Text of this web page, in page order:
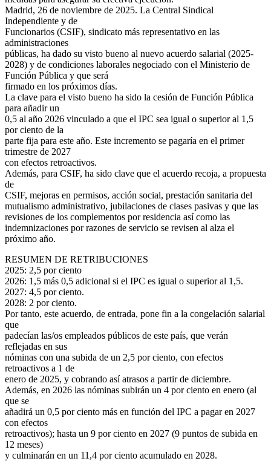
Madrid, 26 de noviembre de 2025. La Central Sindical
Independiente y de
Funcionarios (CSIF), sindicato más representativo en las
administraciones
públicas, ha dado su visto bueno al nuevo acuerdo salarial (2025-
2028) y de condiciones laborales negociado con el Ministerio de
Función Pública y que será
firmado en los próximos días.
La clave para el visto bueno ha sido la cesión de Función Pública
para añadir un
0,5 al año 2026 vinculado a que el IPC sea igual o superior al 1,5
por ciento de la
parte fija para este año. Este incremento se pagaría en el primer
trimestre de 2027
con efectos retroactivos.
Además, para CSIF, ha sido clave que el acuerdo recoja, a propuesta
de
CSIF, mejoras en permisos, acción social, prestación sanitaria del
mutualismo administrativo, jubilaciones de clases pasivas y que las
revisiones de los complementos por residencia así como las
indemnizaciones por razones de servicio se revisen al alza el
próximo año.
RESUMEN DE RETRIBUCIONES
2025: 2,5 por ciento
2026: 1,5 más 0,5 adicional si el IPC es igual o superior al 1,5.
2027: 4,5 por ciento.
2028: 2 por ciento.
Por tanto, este acuerdo, de entrada, pone fin a la congelación salarial
que
padecían las/os empleados públicos de este país, que verán
reflejadas en sus
nóminas con una subida de un 2,5 por ciento, con efectos
retroactivos a 1 de
enero de 2025, y cobrando así atrasos a partir de diciembre.
Además, en 2026 las nóminas subirán un 4 por ciento en enero (al
que se
añadirá un 0,5 por ciento más en función del IPC a pagar en 2027
con efectos
retroactivos); hasta un 9 por ciento en 2027 (9 puntos de subida en
12 meses)
y culminarán en un 11,4 por ciento acumulado en 2028.